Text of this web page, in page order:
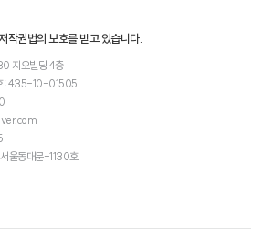
작권법의 보호를 받고 있습니다.
지오빌딩 4층
: 435-10-01505
울동대문-1130호